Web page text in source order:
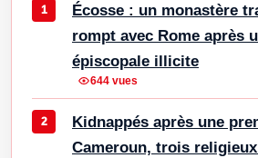
Écosse : un monastère
rompt avec Rome après
épiscopale illicite
644 vues
Kidnappés après une
Cameroun, trois